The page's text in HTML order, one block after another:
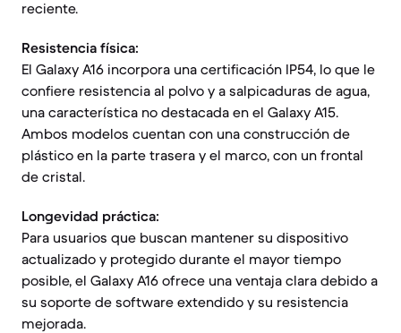
reciente.
Resistencia física:
El Galaxy A16 incorpora una certificación IP54, lo que le
confiere resistencia al polvo y a salpicaduras de agua,
una característica no destacada en el Galaxy A15.
Ambos modelos cuentan con una construcción de
plástico en la parte trasera y el marco, con un frontal
de cristal.
Longevidad práctica:
Para usuarios que buscan mantener su dispositivo
actualizado y protegido durante el mayor tiempo
posible, el Galaxy A16 ofrece una ventaja clara debido a
su soporte de software extendido y su resistencia
mejorada.